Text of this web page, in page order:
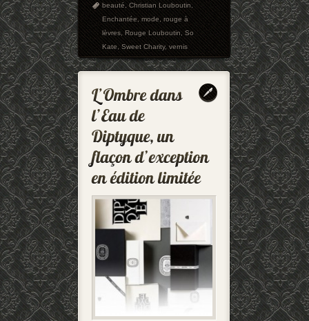
beauté,Christian Louboutin,
Enchantée,mode,rouge à
lèvres,Rouge Louboutin,So
Kate,Sweet Charity,vernis